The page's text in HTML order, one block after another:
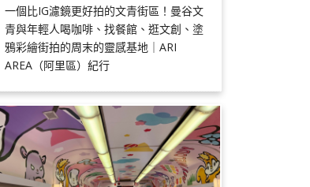
一個比IG濾鏡更好拍的文青街區！曼谷文
青與年輕人喝咖啡、找餐館、逛文創、塗
鴉彩繪街拍的周末的靈感基地｜ARI
AREA（阿里區）紀行